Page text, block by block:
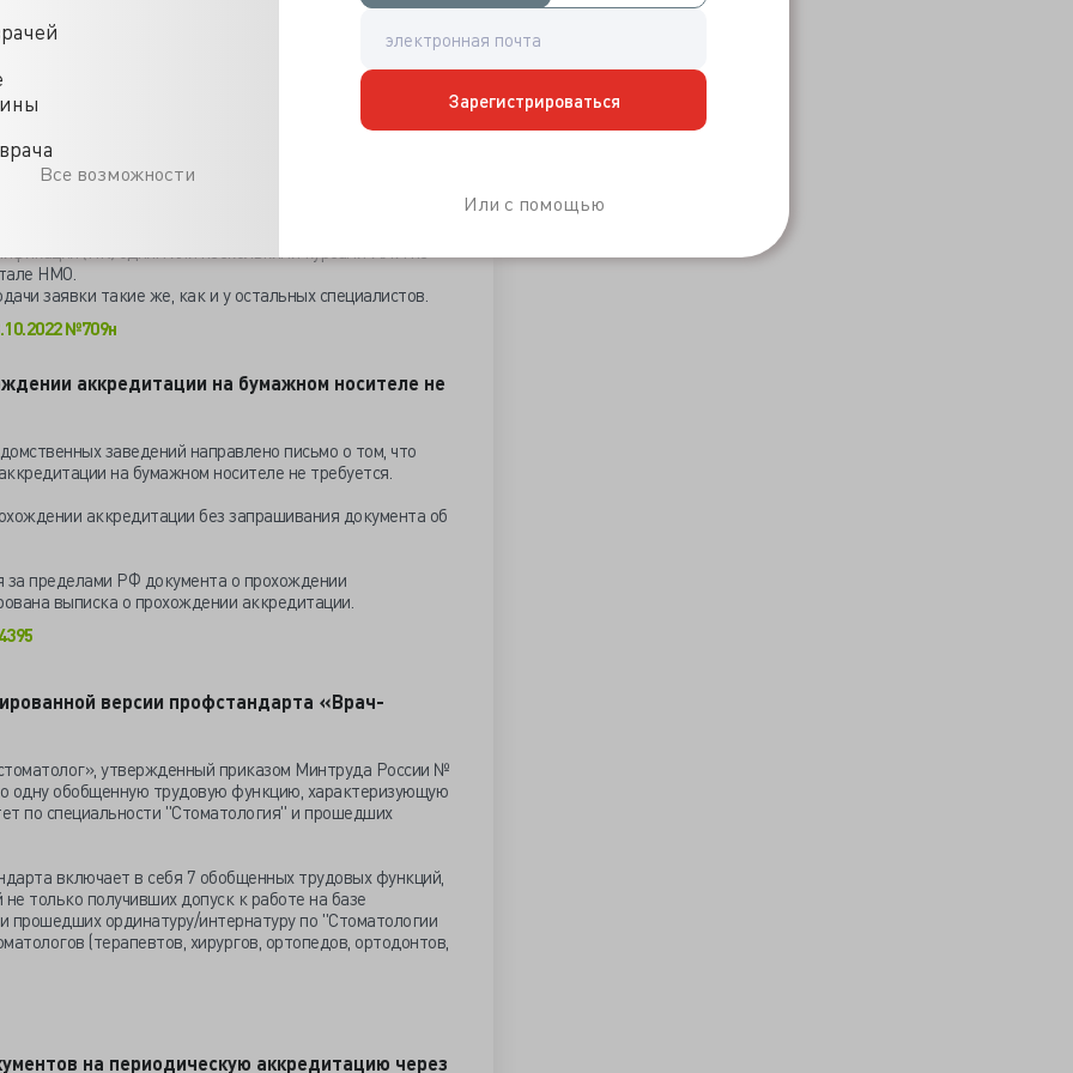
Все возможности
Зарегистрироваться
Или с помощью
решить не менее 70% от общего числа заданий
ничем не отличается от аккредитации
Только стартует она с 2023 года.
(ПК) одним или несколькими курсами ИЛИ не
НМО.
заявки такие же, как и у остальных специалистов.
№709н
аккредитации на бумажном носителе не
заведений направлено письмо о том, что
на бумажном носителе не требуется.
аккредитации без запрашивания документа об
за пределами РФ документа о прохождении
выписка о прохождении аккредитации.
версии профстандарта «Врач-
утвержденный приказом Минтруда России №
одну обобщенную трудовую функцию, характеризующую
по специальности "Стоматология" и прошедших
включает в себя 7 обобщенных трудовых функций,
только получивших допуск к работе на базе
прошедших ординатуру/интернатуру по "Стоматологии
(терапевтов, хирургов, ортопедов, ортодонтов,
на периодическую аккредитацию через